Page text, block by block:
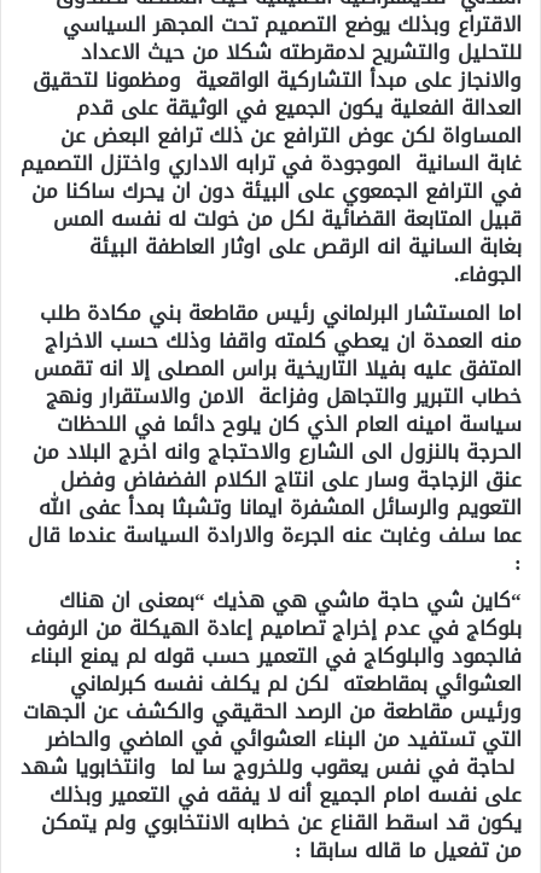
الاقتراع وبذلك يوضع التصميم تحت المجهر السياسي
للتحليل والتشريح لدمقرطته شكلا من حيث الاعداد
والانجاز على مبدأ التشاركية الواقعية ومظمونا لتحقيق
العدالة الفعلية يكون الجميع في الوثيقة على قدم
المساواة لكن عوض الترافع عن ذلك ترافع البعض عن
غابة السانية الموجودة في ترابه الاداري واختزل التصميم
في الترافع الجمعوي على البيئة دون ان يحرك ساكنا من
قبيل المتابعة القضائية لكل من خولت له نفسه المس
بغابة السانية انه الرقص على اوثار العاطفة البيئة
الجوفاء.
اما المستشار البرلماني رئيس مقاطعة بني مكادة طلب
منه العمدة ان يعطي كلمته واقفا وذلك حسب الاخراج
المتفق عليه بفيلا التاريخية براس المصلى إلا انه تقمس
خطاب التبرير والتجاهل وفزاعة الامن والاستقرار ونهج
سياسة امينه العام الذي كان يلوح دائما في اللحظات
الحرجة بالنزول الى الشارع والاحتجاج وانه اخرج البلاد من
عنق الزجاجة وسار على انتاج الكلام الفضفاض وفضل
التعويم والرسائل المشفرة ايمانا وتشبثا بمدأ عفى الله
عما سلف وغابت عنه الجرءة والارادة السياسة عندما قال
:
“كاين شي حاجة ماشي هي هذيك “بمعنى ان هناك
بلوكاج في عدم إخراج تصاميم إعادة الهيكلة من الرفوف
فالجمود والبلوكاج في التعمير حسب قوله لم يمنع البناء
العشوائي بمقاطعته لكن لم يكلف نفسه كبرلماني
ورئيس مقاطعة من الرصد الحقيقي والكشف عن الجهات
التي تستفيد من البناء العشوائي في الماضي والحاضر
لحاجة في نفس يعقوب وللخروج سا لما وانتخابويا شهد
على نفسه امام الجميع أنه لا يفقه في التعمير وبذلك
يكون قد اسقط القناع عن خطابه الانتخابوي ولم يتمكن
من تفعيل ما قاله سابقا :